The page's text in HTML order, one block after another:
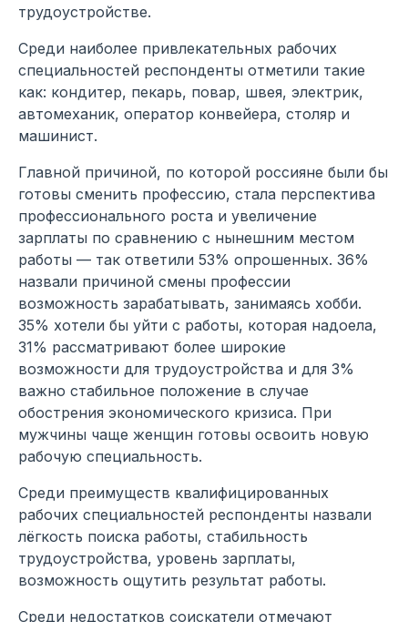
трудоустройстве.
Среди наиболее привлекательных рабочих
специальностей респонденты отметили такие
как: кондитер, пекарь, повар, швея, электрик,
автомеханик, оператор конвейера, столяр и
машинист.
Главной причиной, по которой россияне были бы
готовы сменить профессию, стала перспектива
профессионального роста и увеличение
зарплаты по сравнению с нынешним местом
работы — так ответили 53% опрошенных. 36%
назвали причиной смены профессии
возможность зарабатывать, занимаясь хобби.
35% хотели бы уйти с работы, которая надоела,
31% рассматривают более широкие
возможности для трудоустройства и для 3%
важно стабильное положение в случае
обострения экономического кризиса. При
мужчины чаще женщин готовы освоить новую
рабочую специальность.
Среди преимуществ квалифицированных
рабочих специальностей респонденты назвали
лёгкость поиска работы, стабильность
трудоустройства, уровень зарплаты,
возможность ощутить результат работы.
Среди недостатков соискатели отмечают